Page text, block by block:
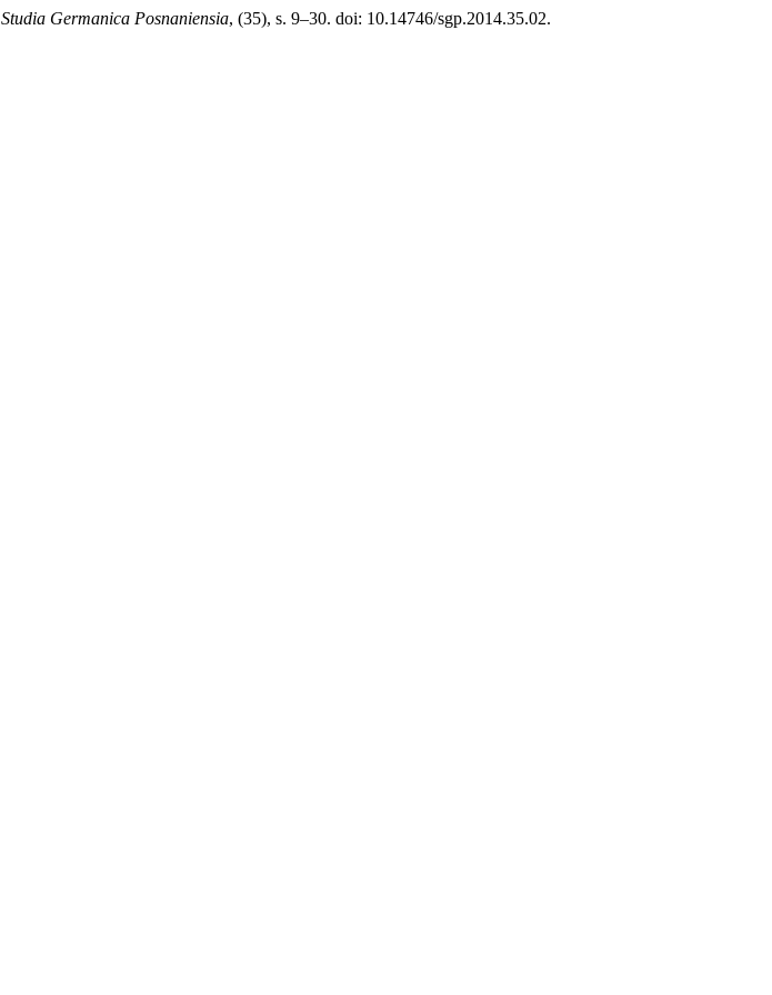
Studia Germanica Posnaniensia, (35), s. 9–30. doi: 10.14746/sgp.2014.35.02.